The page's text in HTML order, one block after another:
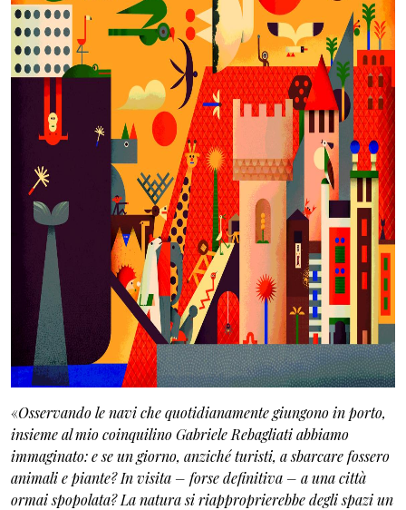
«Osservando le navi che quotidianamente giungono in porto,
insieme al mio coinquilino Gabriele Rebagliati abbiamo
immaginato: e se un giorno, anziché turisti, a sbarcare fossero
animali e piante? In visita – forse definitiva – a una città
ormai spopolata? La natura si riapproprierebbe degli spazi un